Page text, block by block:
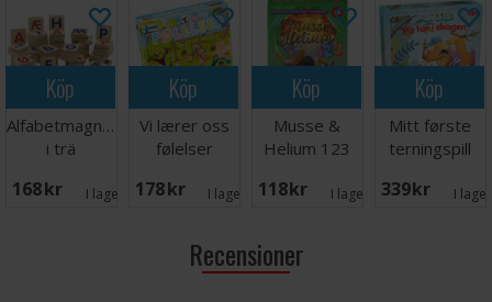
Köp
Alfabetmagneter
i trä
168 SEK I lager:
Köp
Vi lærer oss
følelser
178 SEK I lager:
Köp
Musse &
Helium 123
118 SEK I lager: 4
Köp
Mitt første
terningspill
339 SEK I
Recensioner